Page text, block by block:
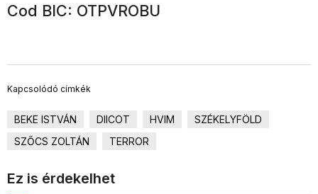
Cod BIC: OTPVROBU
Kapcsolódó címkék
BEKE ISTVÁN DIICOT HVIM
SZÉKELYFÖLD
SZŐCS ZOLTÁN
TERROR
Ez is érdekelhet